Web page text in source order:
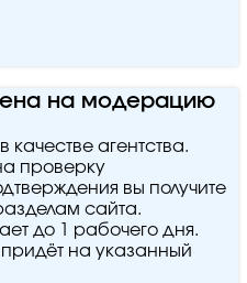
на модерацию
агентства.
проверку
вы получите
сайта.
до 1 рабочего дня.
на указанный